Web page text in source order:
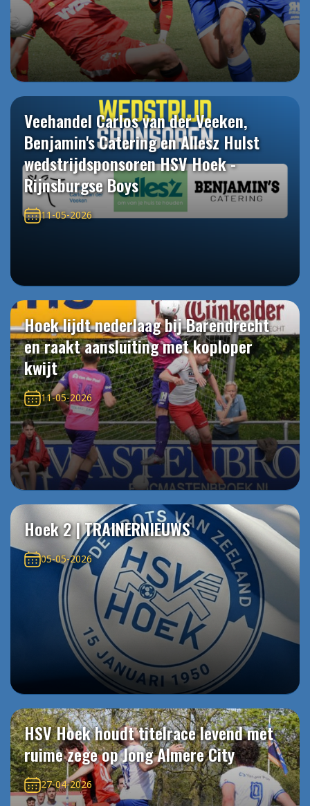
Veehandel Carlos van der Veeken,
Benjamin's Catering en Allesz Hulst
wedstrijdsponsoren HSV Hoek -
Rijnsburgse Boys
11-05-2026
Hoek lijdt nederlaag bij Barendrecht
en raakt aansluiting met koploper
kwijt
11-05-2026
Hoek 2 | TRAINERNIEUWS
05-05-2026
HSV Hoek houdt titelrace levend met
ruime zege op Jong Almere City
27-04-2026